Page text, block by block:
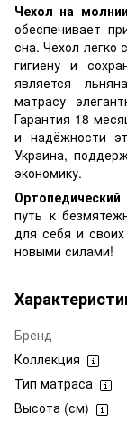
Чехол на молнии
обеспечивает
сна. Чехол легко
гигиену и
является
матрасу
Гарантия 18
и надёжности
Украина,
экономику.
путь к
для себя и
новыми силами!
Бренд
Коллекция
Тип матраса
Высота (см)